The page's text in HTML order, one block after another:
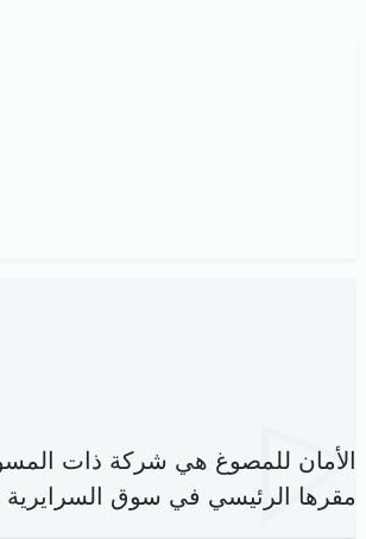
الأمان للمصوغ هي شركة ذات
مقرها الرئيسي في سوق السرايرية عد19د